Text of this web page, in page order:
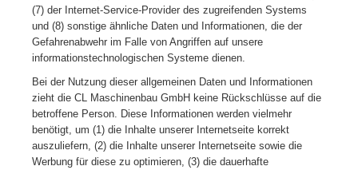
(7) der Internet-Service-Provider des zugreifenden Systems
und (8) sonstige ähnliche Daten und Informationen, die der
Gefahrenabwehr im Falle von Angriffen auf unsere
informationstechnologischen Systeme dienen.
Bei der Nutzung dieser allgemeinen Daten und Informationen
zieht die CL Maschinenbau GmbH keine Rückschlüsse auf die
betroffene Person. Diese Informationen werden vielmehr
benötigt, um (1) die Inhalte unserer Internetseite korrekt
auszuliefern, (2) die Inhalte unserer Internetseite sowie die
Werbung für diese zu optimieren, (3) die dauerhafte